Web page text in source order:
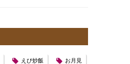
えび炒飯 お月見